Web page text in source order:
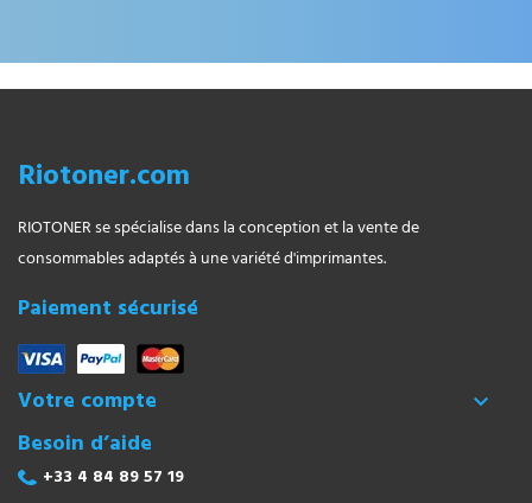
Riotoner.com
RIOTONER se spécialise dans la conception et la vente de
consommables adaptés à une variété d'imprimantes.
Paiement sécurisé
Votre compte 
Besoin d’aide
+33 4 84 89 57 19